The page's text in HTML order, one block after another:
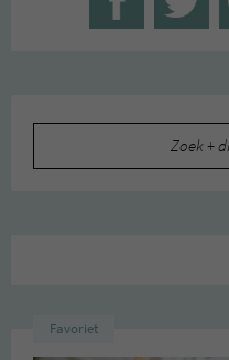
Favoriet